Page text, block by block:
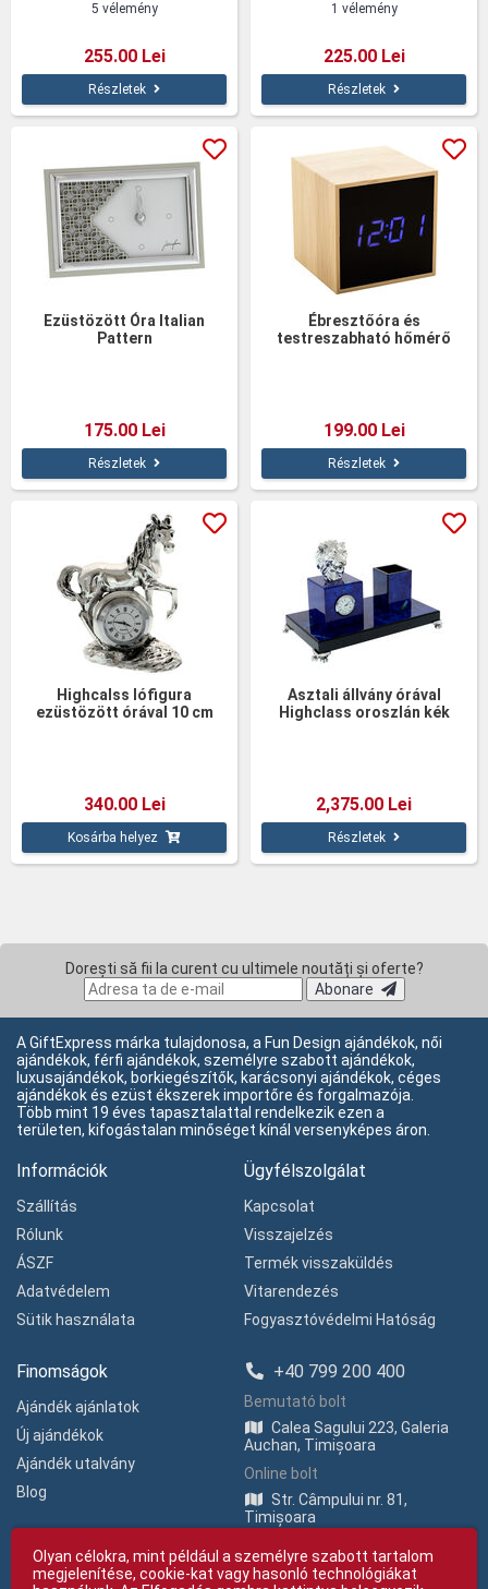
5 vélemény
255.00 Lei
Részletek
1 vélemény
225.00 Lei
Részletek
Ezüstözött Óra Italian
Pattern
175.00 Lei
Részletek
Ébresztőóra és
testreszabható hőmérő
199.00 Lei
Részletek
Highcalss lófigura
ezüstözött órával 10 cm
340.00 Lei
Kosárba helyez
Asztali állvány órával
Highclass oroszlán kék
2,375.00 Lei
Részletek
Dorești să fii la curent cu ultimele noutăți și oferte?
Abonare
A GiftExpress márka tulajdonosa, a Fun Design ajándékok, női
ajándékok, férfi ajándékok, személyre szabott ajándékok,
luxusajándékok, borkiegészítők, karácsonyi ajándékok, céges
ajándékok és ezüst ékszerek importőre és forgalmazója.
Több mint 19 éves tapasztalattal rendelkezik ezen a
területen, kifogástalan minőséget kínál versenyképes áron.
Információk
Szállítás
Rólunk
ÁSZF
Adatvédelem
Sütik használata
Ügyfélszolgálat
Kapcsolat
Visszajelzés
Termék visszaküldés
Vitarendezés
Fogyasztóvédelmi Hatóság
Finomságok
Ajándék ajánlatok
Új ajándékok
Ajándék utalvány
Blog
+40 799 200 400
Bemutató bolt
Calea Sagului 223, Galeria
Auchan, Timișoara
Online bolt
Str. Câmpului nr. 81,
Timișoara
Olyan célokra, mint például a személyre szabott tartalom
megjelenítése, cookie-kat vagy hasonló technológiákat